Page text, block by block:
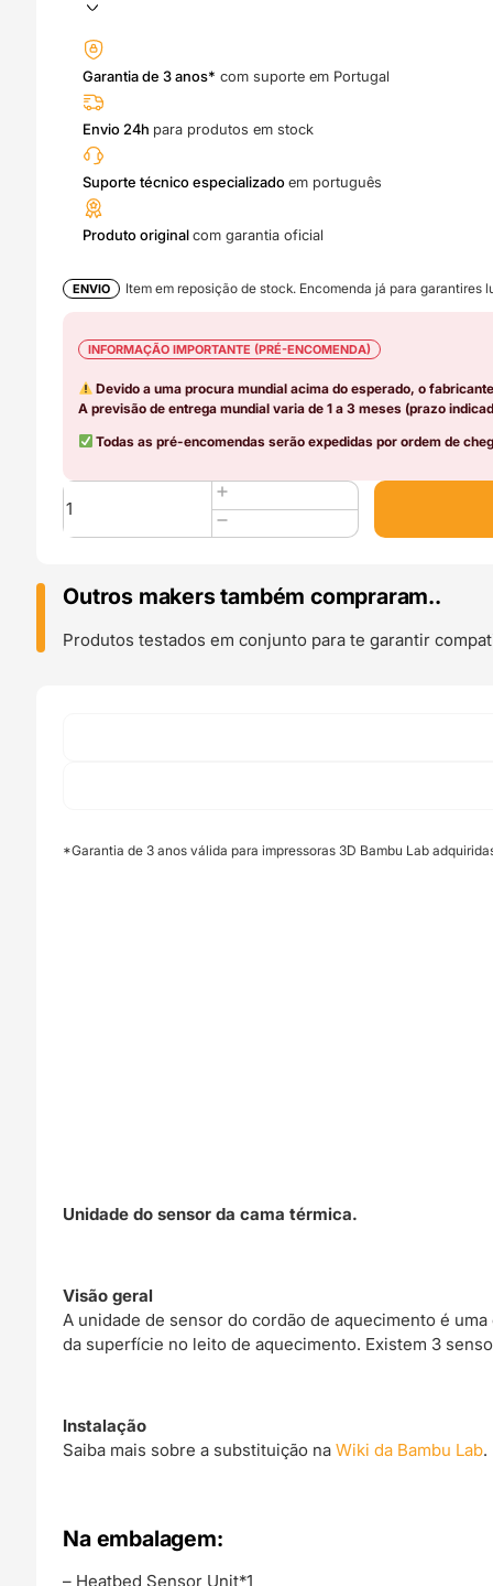
Garantia de 3 anos* com suporte em Portugal
Envio 24h para produtos em stock
Suporte técnico especializadoem português
Produto originalcom garantia oficial
ENVIO Item em reposição de stock. Encomenda já para garantires
INFORMAÇÃO IMPORTANTE (PRÉ-ENCOMENDA)
Devido a uma procura mundial acima do esperado, o
A previsão de entrega mundial varia de 1 a 3 meses (prazo
Todas as pré-encomendas serão expedidas por ordem de
Quantidade
de
Heatbed
Unit
and
Outros makers também compraram..
Produtos testados em conjunto para te garantir
*Garantia de 3 anos válida para impressoras 3D Bambu Lab
Unidade do sensor da cama térmica.
Visão geral
A unidade de sensor do cordão de aquecimento é
da superfície no leito de aquecimento. Existem 3
Instalação
Saiba mais sobre a substituição naWiki da Bambu Lab.
Na embalagem:
– Heatbed Sensor Unit*1